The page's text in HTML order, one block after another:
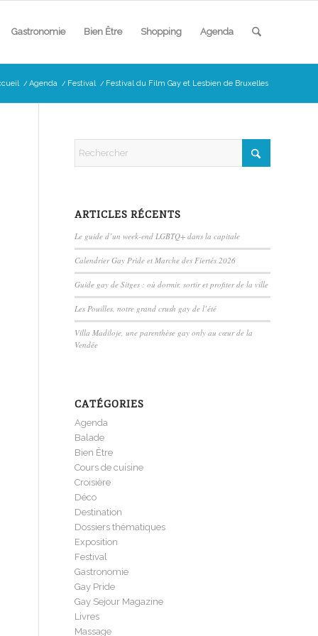
Gastronomie Bien Être Shopping Agenda
/ Agenda / Festival / Festival du Film Gay et Lesbien de Bruxelles
ARTICLES RÉCENTS
Le guide d’un week-end LGBTQ+ dans la capitale
Calendrier Gay Pride et Marche des Fiertés 2026
Guide gay de Sitges : où dormir, sortir et profiter de la ville
Les Pouilles, notre grand crush gay de l’été
Villa Madiloje, une parenthèse gay only au cœur de la
Vendée
CATÉGORIES
Agenda
Balade
Bien Être
Cours de cuisine
Croisière
Déco
Destination
Dossiers thématiques
Exposition
Festival
Gastronomie
Gay Pride
Gay Sejour Magazine
Livres
Massage